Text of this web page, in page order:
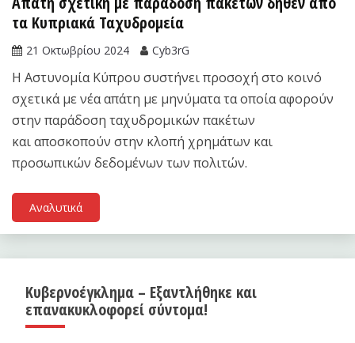
τα Κυπριακά Ταχυδρομεία
21 Οκτωβρίου 2024 Cyb3rG
Η Αστυνομία Κύπρου συστήνει προσοχή στο κοινό
σχετικά με νέα απάτη με μηνύματα τα οποία αφορούν
στην παράδοση ταχυδρομικών πακέτων
και αποσκοπούν στην κλοπή χρημάτων και
προσωπικών δεδομένων των πολιτών.
Αναλυτικά
Κυβερνοέγκλημα – Εξαντλήθηκε και
επανακυκλοφορεί σύντομα!